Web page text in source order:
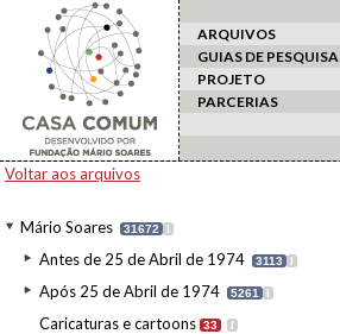
ARQUIVOS
GUIAS DE PESQUISA
PROJETO
PARCERIAS
Voltar aos arquivos
Mário Soares 31672 I
Antes de 25 de Abril de 1974 3113 I
Após 25 de Abril de 1974 5261 I
Caricaturas e cartoons 33 I